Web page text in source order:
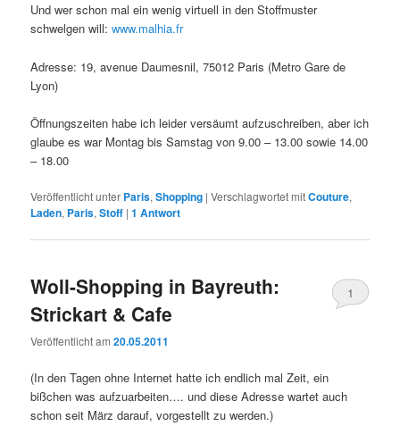
Und wer schon mal ein wenig virtuell in den Stoffmuster
schwelgen will:www.malhia.fr
Adresse: 19, avenue Daumesnil, 75012 Paris (Metro Gare de
Lyon)
Öffnungszeiten habe ich leider versäumt aufzuschreiben, aber ich
glaube es war Montag bis Samstag von 9.00 – 13.00 sowie 14.00
– 18.00
Veröffentlicht unter Paris,Shopping |Verschlagwortet mitCouture,
Laden, Paris,Stoff |1 Antwort
Woll-Shopping in Bayreuth:
Strickart & Cafe
Veröffentlicht am20.05.2011
1
(In den Tagen ohne Internet hatte ich endlich mal Zeit, ein
bißchen was aufzuarbeiten…. und diese Adresse wartet auch
schon seit März darauf, vorgestellt zu werden.)